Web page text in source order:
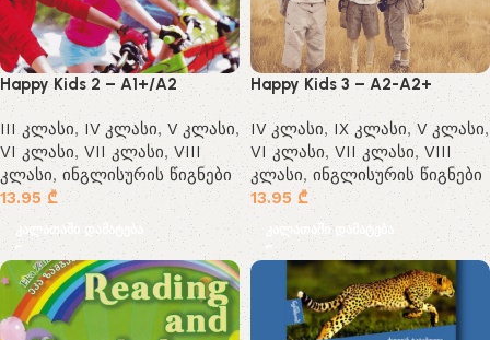
Happy Kids 2 – A1+/A2
III კლასი, IV კლასი, V კლასი,
VI კლასი, VII კლასი, VIII
კლასი, ინგლისურის წიგნები
13.95₾
კალათაში დამატება
Happy Kids 3 – A2-A2+
IV კლასი, IX კლასი,V კლასი,
VI კლასი, VII კლასი, VIII
კლასი,ინგლისურის წიგნები
13.95 ₾
კალათაში დამატება